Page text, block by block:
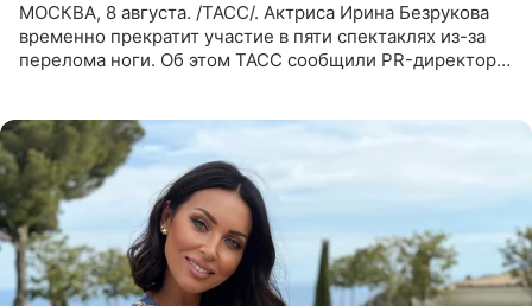
МОСКВА, 8 августа. /ТАСС/. Актриса Ирина Безрукова
временно прекратит участие в пяти спектаклях из-за
перелома ноги. Об этом ТАСС сообщили PR-директор